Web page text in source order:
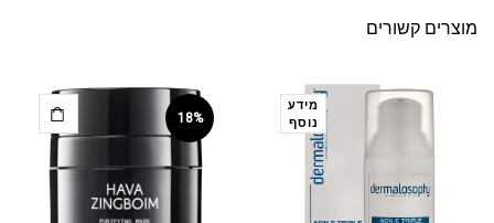
מוצרים קשורים
מידע
נוסף
18%